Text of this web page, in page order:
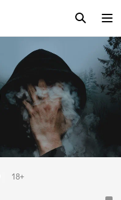
18+